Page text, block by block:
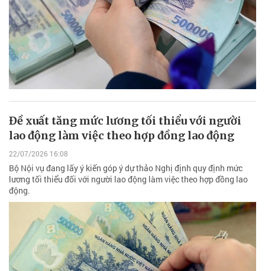
Đề xuất tăng mức lương tối thiểu với người
lao động làm việc theo hợp đồng lao động
22/07/2026 16:08
Bộ Nội vụ đang lấy ý kiến góp ý dự thảo Nghị định quy định mức
lương tối thiểu đối với người lao động làm việc theo hợp đồng lao
động.